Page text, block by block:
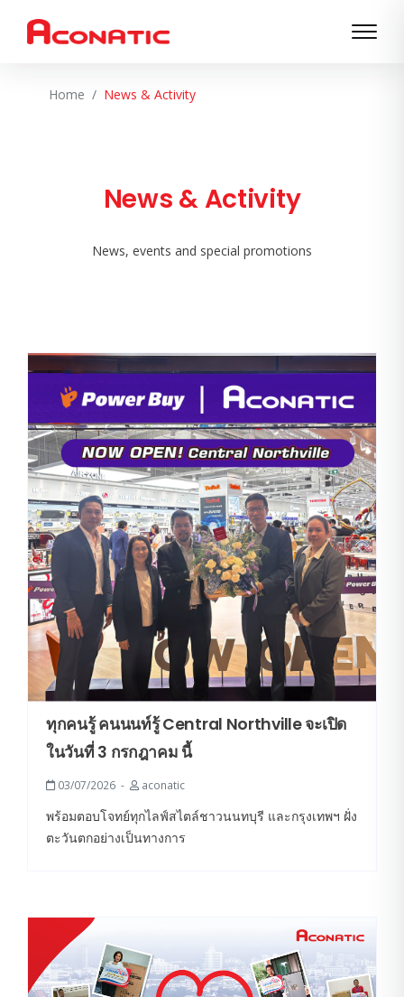
Home News & Activity
News & Activity
News, events and special promotions
ทุกคนรู้ คนนนท์รู้ Central Northville จะเปิด
ในวันที่ 3 กรกฎาคม นี้
03/07/2026 aconatic
พร้อมตอบโจทย์ทุกไลฟ์สไตล์ชาวนนทบุรี และกรุงเทพฯ ฝั่ง
ตะวันตกอย่างเป็นทางการ